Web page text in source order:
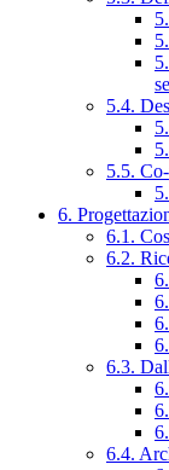
5.4.
5.5.
6.
6.1.
6.2.
6.3.
6.4.